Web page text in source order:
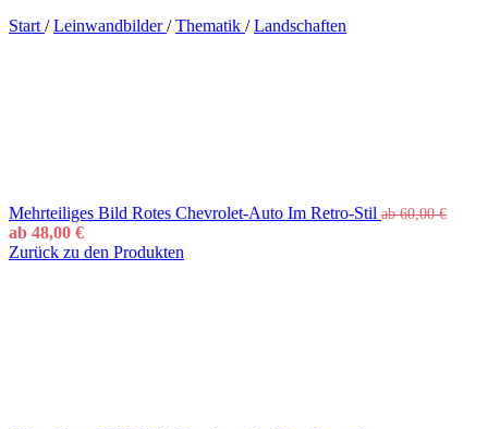
Start / Leinwandbilder/ Thematik / Landschaften
Mehrteiliges Bild Rotes Chevrolet-Auto Im Retro-Stil ab60,00€
ab 48,00 €
Zurück zu den Produkten